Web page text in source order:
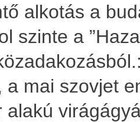
alkotás a
szinte a
a mai szovjet
alakú